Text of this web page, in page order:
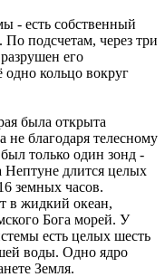
- есть собственный
подсчетам, через три
его
одно кольцо вокруг
была открыта
не благодаря телесному
только один зонд -
длится целых
земных часов.
в жидкий океан,
Бога морей. У
есть целых шесть
воды. Одно ядро
Земля.